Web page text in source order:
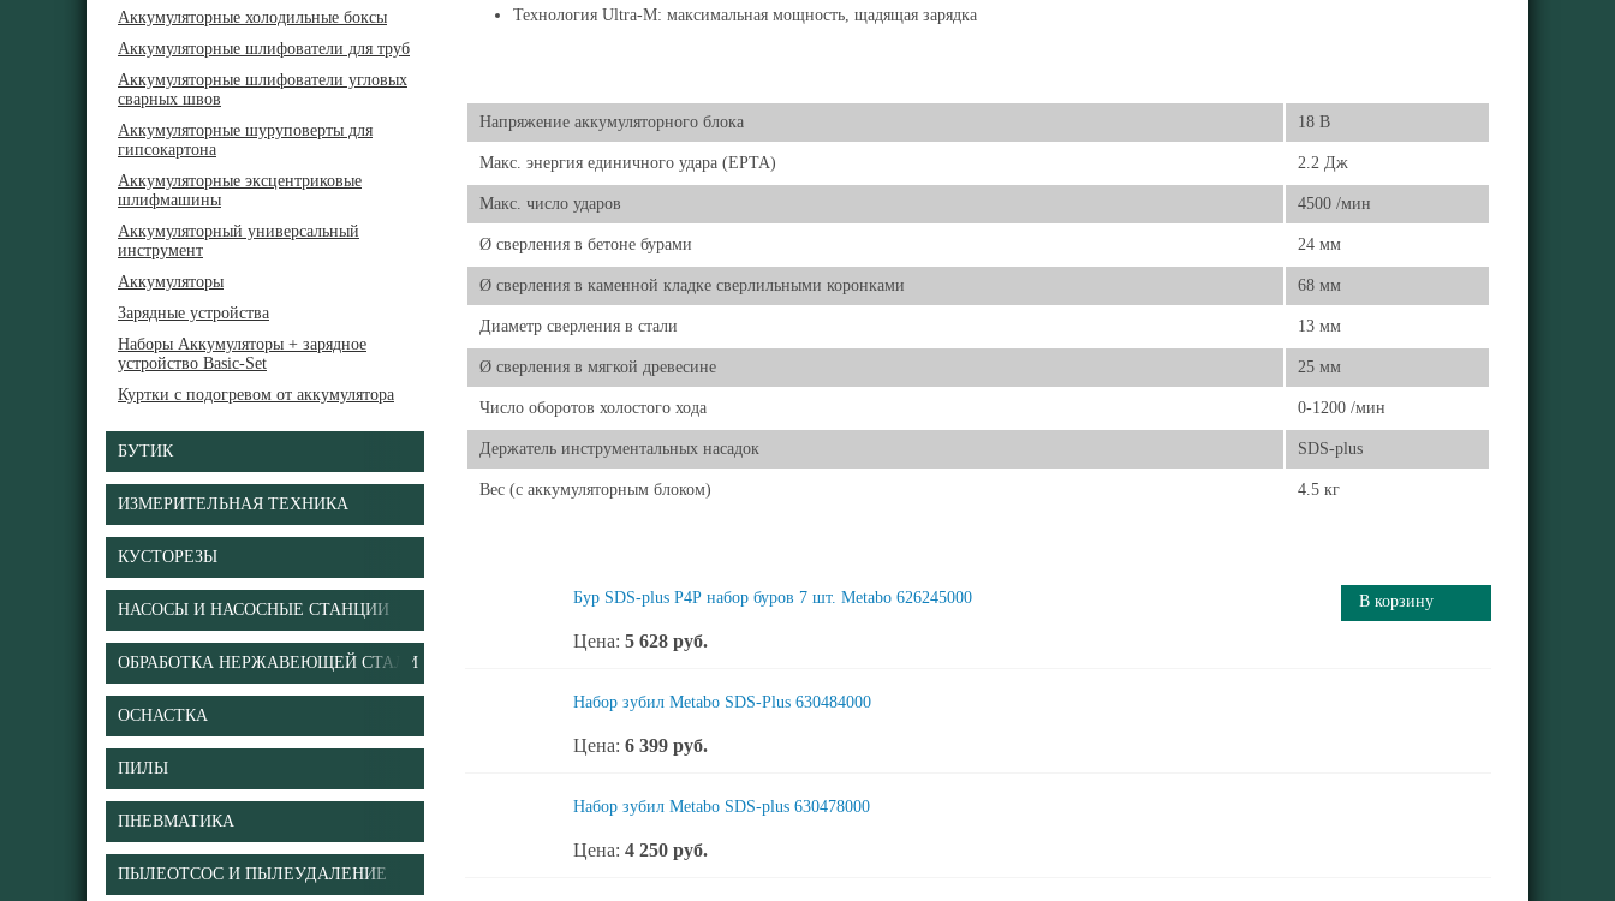
Аккумуляторные холодильные боксы
Аккумуляторные шлифователи для труб
Аккумуляторные шлифователи угловых
сварных швов
Аккумуляторные шуруповерты для
гипсокартона
Аккумуляторные эксцентриковые
шлифмашины
Аккумуляторный универсальный
инструмент
Аккумуляторы
Зарядные устройства
Наборы Аккумуляторы + зарядное
устройство Basic-Set
Куртки с подогревом от аккумулятора
БУТИК
ИЗМЕРИТЕЛЬНАЯ ТЕХНИКА
КУСТОРЕЗЫ
НАСОСЫ И НАСОСНЫЕ СТАНЦИИ
ОБРАБОТКА НЕРЖАВЕЮЩЕЙ СТАЛИ
ОСНАСТКА
ПИЛЫ
ПНЕВМАТИКА
ПЫЛЕОТСОС И ПЫЛЕУДАЛЕНИЕ
Технология Ultra-M: максимальная мощность, щадящая зарядка
Напряжение аккумуляторного блока 18 В
Макс. энергия единичного удара (EPTA) 2.2 Дж
Макс. число ударов 4500 /мин
Ø сверления в бетоне бурами 24 мм
Ø сверления в каменной кладке сверлильными коронками 68 мм
Диаметр сверления в стали 13 мм
Ø сверления в мягкой древесине 25 мм
Число оборотов холостого хода 0-1200 /мин
Держатель инструментальных насадок SDS-plus
Вес (с аккумуляторным блоком) 4.5 кг
В корзину
Бур SDS-plus P4P набор буров 7 шт. Metabo 626245000
Цена: 5 628 руб.
Набор зубил Metabo SDS-Plus 630484000
Цена: 6 399 руб.
Набор зубил Metabo SDS-plus 630478000
Цена: 4 250 руб.